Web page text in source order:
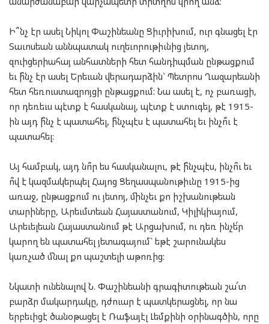
Ի՞նչ էր ասել Նիկոլ Փաշինեանը Ցիւրիխում, ուր գնացել էր
Տաւոսեան աննպատակ ուղեւորութիւնից յետոյ,
զուիցերիահայ անհատների հետ հանդիպման ընթացքում
եւ ի՞նչ էր ասել Երեւան վերադարձին` Պետրոս Ղազարեանի
հետ հեռուստազրոյցի ընթացքում: Նա ասել է, ոչ բառացի,
որ դեռեւս պէտք է հասկանալ, պէտք է ստուգել, թէ 1915-
ին այդ ի՞նչ է պատահել, ի՞նչպէս է պատահել եւ ինչո՞ւ է
պատահել:
Այ համբակ, այդ նո՞ր ես հասկանալու, թէ ի՞նչպէս, ինչո՞ւ եւ
ո՞վ է կազմակերպել Հայոց Ցեղասպանութիւնը 1915-ից
առաջ, ընթացքում ու յետոյ, մինչեւ քո իշխանութեան
տարիները, Արեւմտեան Հայաստանում, Կիլիկիայում,
Արեւելեան Հայաստանում թէ Արցախում, ու դեռ ինչե՜ր
կարող են պատահել յետագայում` եթէ շարունակես
կառչած մնալ քո պաշտելի աթոռից:
Նկատի ունենալով Ն. Փաշինեանի գրագիտութեան շա՜տ
բարձր մակարդակը, դժուար է պատկերացնել, որ նա
երբեւիցէ ծանօթացել է Ռաֆայէլ Լեմքինի օրինագծին, որը